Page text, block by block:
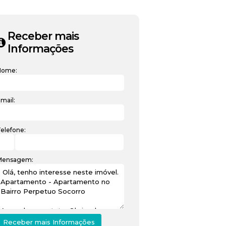
Receber mais
Informações